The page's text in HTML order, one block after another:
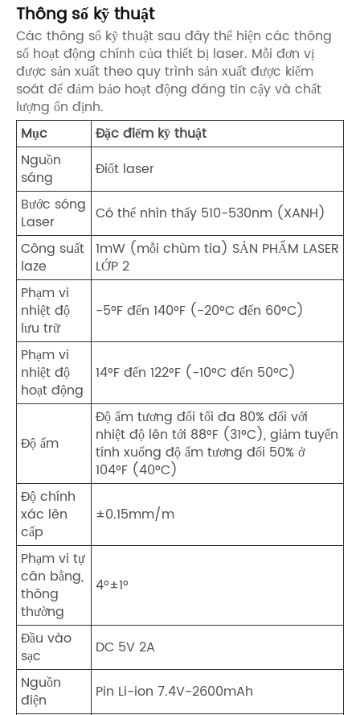
Thông số kỹ thuật
Các thông số kỹ thuật sau đây thể hiện các thông
số hoạt động chính của thiết bị laser. Mỗi đơn vị
được sản xuất theo quy trình sản xuất được kiểm
soát để đảm bảo hoạt động đáng tin cậy và chất
lượng ổn định.
Mục
Đặc điểm kỹ thuật
Nguồn
sáng
Điốt laser
Bước sóng
Laser
Có thể nhìn thấy 510-530nm (XANH)
Công suất
laze
1mW (mỗi chùm tia) SẢN PHẨM LASER
LỚP 2
Phạm vi
nhiệt độ
lưu trữ
-5°F đến 140°F (-20°C đến 60°C)
Phạm vi
nhiệt độ
hoạt động
14°F đến 122°F (-10°C đến 50°C)
Độ ẩm
Độ ẩm tương đối tối đa 80% đối với
nhiệt độ lên tới 88°F (31°C), giảm tuyến
tính xuống độ ẩm tương đối 50% ở
104°F (40°C)
Độ chính
xác lên
cấp
±0.15mm/m
Phạm vi tự
cân bằng,
thông
thường
4°±1°
Đầu vào
sạc
DC 5V 2A
Nguồn
điện
Pin Li-ion 7.4V-2600mAh